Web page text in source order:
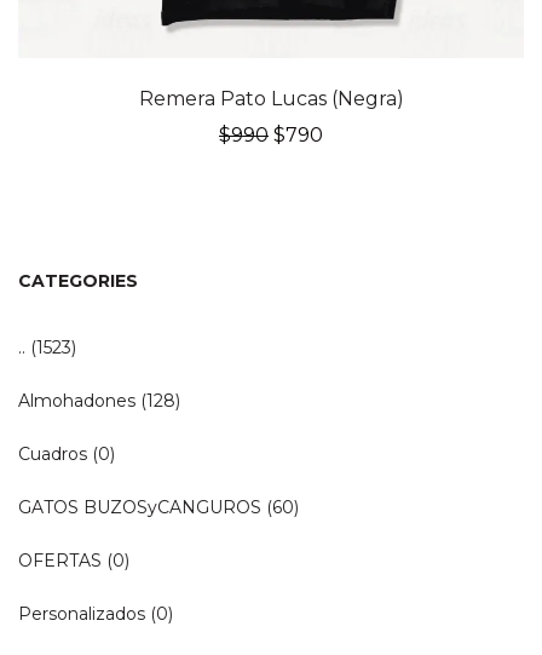
Remera Pato Lucas (Negra)
$990 El
$790
CATEGORIES
.. (1523)
Almohadones (128)
Cuadros (0)
GATOS BUZOSyCANGUROS (60)
OFERTAS (0)
Personalizados (0)